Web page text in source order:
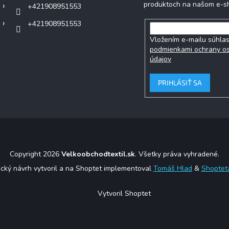
+421908951553
+421908951553
produktoch na našom e-
Vložením e-mailu
podmienkami ochrany
údajov
PRIHLÁSIŤ SA
Copyright 2026 Velkoobchodtextil.sk. Všetky práva vyhradené.
návrh vytvoril a na Shoptet implementoval Tomáš Hlad &
Vytvoril Shoptet